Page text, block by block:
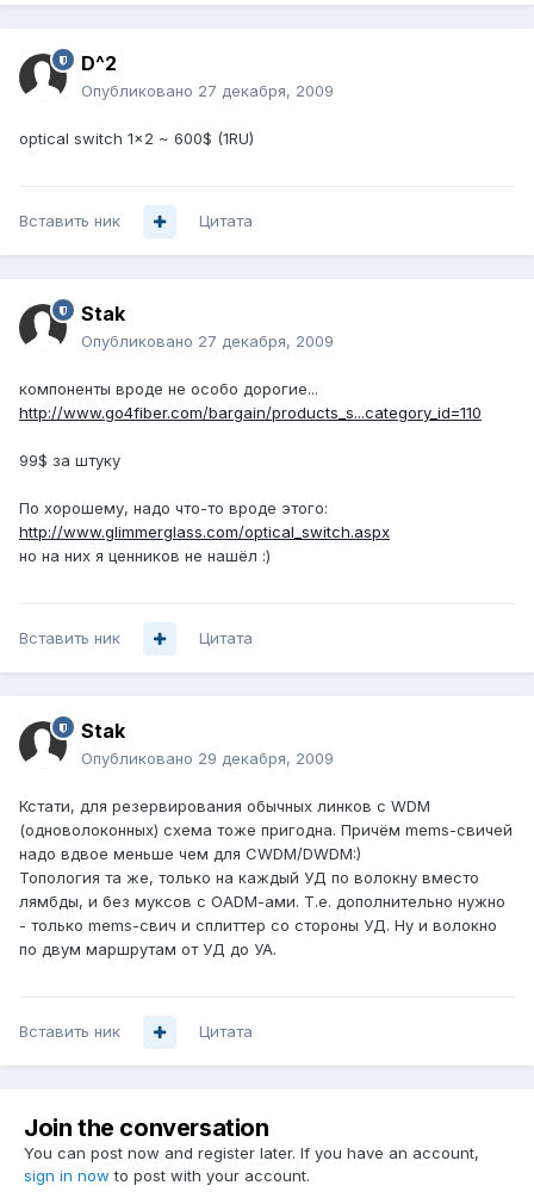
D^2
Опубликовано 27 декабря, 2009
optical switch 1x2 ~ 600$ (1RU)
Вставить ник Цитата
Stak
Опубликовано 27 декабря, 2009
компоненты вроде не особо дорогие...
http://www.go4fiber.com/bargain/products_s...category_id=110
99$ за штуку
По хорошему, надо что-то вроде этого:
http://www.glimmerglass.com/optical_switch.aspx
но на них я ценников не нашёл :)
Вставить ник Цитата
Stak
Опубликовано 29 декабря, 2009
Кстати, для резервирования обычных линков с WDM
(одноволоконных) схема тоже пригодна. Причём mems-свичей
надо вдвое меньше чем для CWDM/DWDM:)
Топология та же, только на каждый УД по волокну вместо
лямбды, и без муксов с OADM-aми. Т.е. дополнительно нужно
- только mems-свич и сплиттер со стороны УД. Ну и волокно
по двум маршрутам от УД до УА.
Вставить ник Цитата
Join the conversation
You can post now and register later. If you have an account,
sign in now to post with your account.